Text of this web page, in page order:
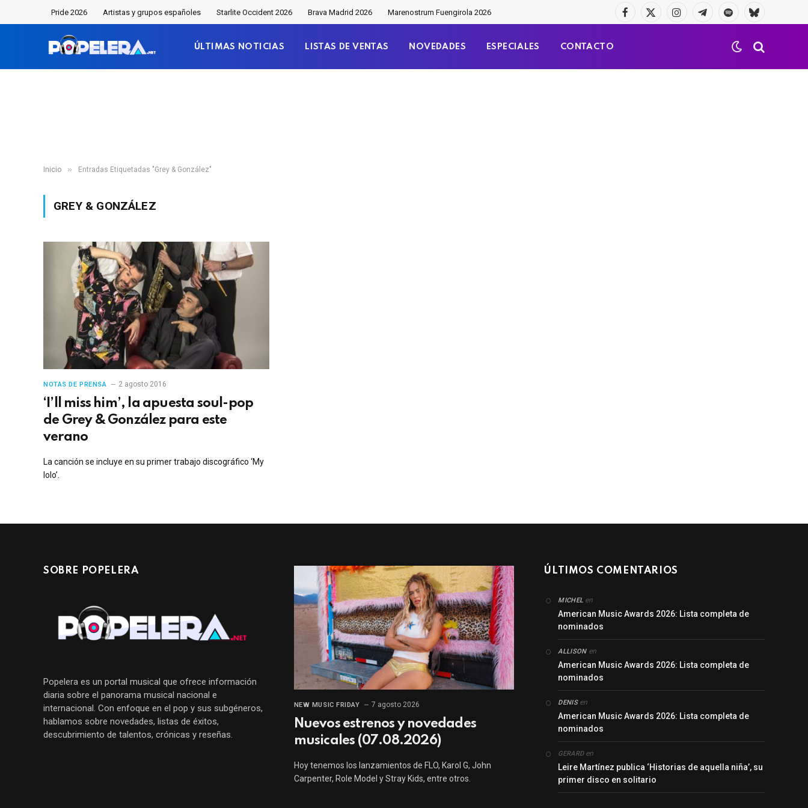
Pride 2026 Artistas y grupos españoles Starlite Occident 2026 Brava Madrid 2026 Marenostrum Fuengirola 2026
Facebook
X
InstagramTelegramaSpotifyBluesky
ÚLTIMAS NOTICIAS LISTAS DE VENTAS NOVEDADES ESPECIALES CONTACTO
Inicio » Entradas Etiquetadas "Grey & González"
GREY & GONZÁLEZ
NOTAS DE PRENSA 2 agosto 2016
‘I’ll miss him’, la apuesta soul-pop
de Grey & González para este
verano
La canción se incluye en su primer trabajo discográfico ‘My
lolo’.
SOBRE POPELERA
Popelera es un portal musical que ofrece información
diaria sobre el panorama musical nacional e
internacional. Con enfoque en el pop y sus subgéneros,
hablamos sobre novedades, listas de éxitos,
descubrimiento de talentos, crónicas y reseñas.
NEW MUSIC FRIDAY 7 agosto 2026
Nuevos estrenos y novedades
musicales (07.08.2026)
Hoy tenemos los lanzamientos de FLO, Karol G, John
Carpenter, Role Model y Stray Kids, entre otros.
ÚLTIMOS COMENTARIOS
MICHEL en
American Music Awards 2026: Lista completa de
nominados
ALLISONen
American Music Awards 2026: Lista completa de
nominados
DENISen
American Music Awards 2026: Lista completa de
nominados
GERARDen
Leire Martínez publica ‘Historias de aquella niña’, su
primer disco en solitario